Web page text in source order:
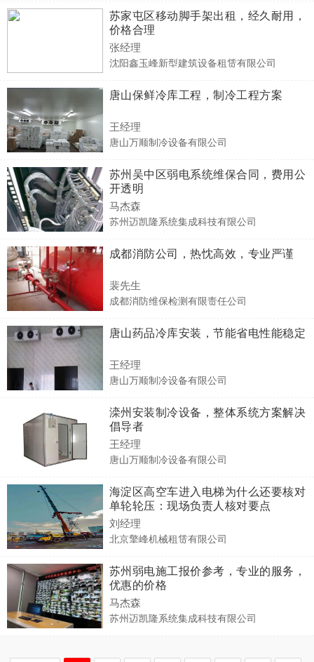
苏家屯区移动脚手架出租，经久耐用，
价格合理
张经理
沈阳鑫玉峰新型建筑设备租赁有限公司
唐山保鲜冷库工程，制冷工程方案
王经理
唐山万顺制冷设备有限公司
苏州吴中区弱电系统维保合同，费用公
开透明
马杰森
苏州迈凯隆系统集成科技有限公司
成都消防公司，热忱高效，专业严谨
裴先生
成都消防维保检测有限责任公司
唐山药品冷库安装，节能省电性能稳定
王经理
唐山万顺制冷设备有限公司
滦州安装制冷设备，整体系统方案解决
倡导者
王经理
唐山万顺制冷设备有限公司
海淀区高空车进入电梯为什么还要核对
单轮轮压：现场负责人核对要点
刘经理
北京擎峰机械租赁有限公司
苏州弱电施工报价参考，专业的服务，
优惠的价格
马杰森
苏州迈凯隆系统集成科技有限公司